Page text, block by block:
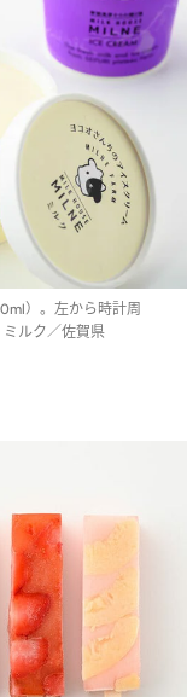
）。左から時計周
ミルク／佐賀県